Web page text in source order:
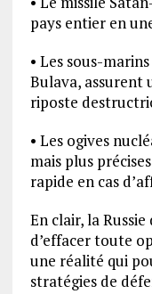
pays entier en
• Les sous-
Bulava, assurent
riposte
• Les ogives
mais plus
rapide en cas
En clair, la
d’effacer toute
une réalité qui
stratégies de